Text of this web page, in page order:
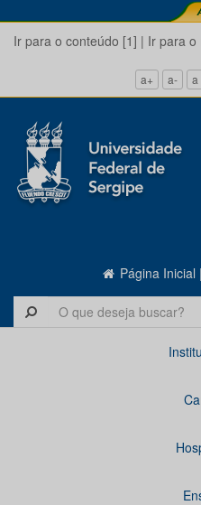
Ir para o conteúdo [1] | Ir para o
a+ a- a
Página Inicial |